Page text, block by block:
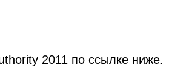
2011 по ссылке ниже.